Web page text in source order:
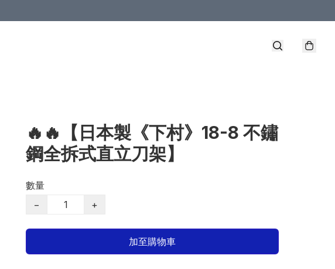
🔥🔥【日本製《下村》18-8 不鏽
鋼全拆式直立刀架】
數量
−
+
加至購物車